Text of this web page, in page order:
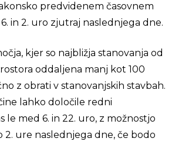
predvidenem časovnem
in 2. uro zjutraj naslednjega dne.
kjer so najbližja stanovanja od
oddaljena manj kot 100
z obrati v stanovanjskih stavbah.
lahko določile redni
le med 6. in 22. uro, z možnostjo
2. ure naslednjega dne, če bodo